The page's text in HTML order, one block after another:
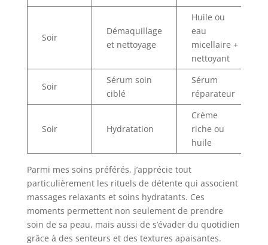
Soir
Démaquillage
et nettoyage
Huile ou
eau
micellaire +
nettoyant
Soir
Sérum soin
ciblé
Sérum
réparateur
Soir Hydratation
Crème
riche ou
huile
Parmi mes soins préférés, j’apprécie tout
particulièrement les rituels de détente qui associent
massages relaxants et soins hydratants. Ces
moments permettent non seulement de prendre
soin de sa peau, mais aussi de s’évader du quotidien
grâce à des senteurs et des textures apaisantes.